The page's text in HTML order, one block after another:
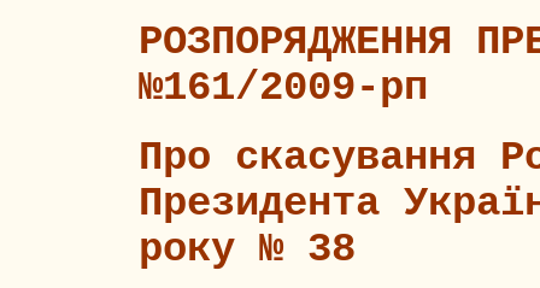
РОЗПОРЯДЖЕННЯ
№161/2009-рп
Про скасування
Президента
року № 38